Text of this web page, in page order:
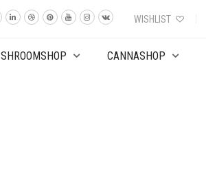
WISHLIST
SHROOMSHOP CANNASHOP